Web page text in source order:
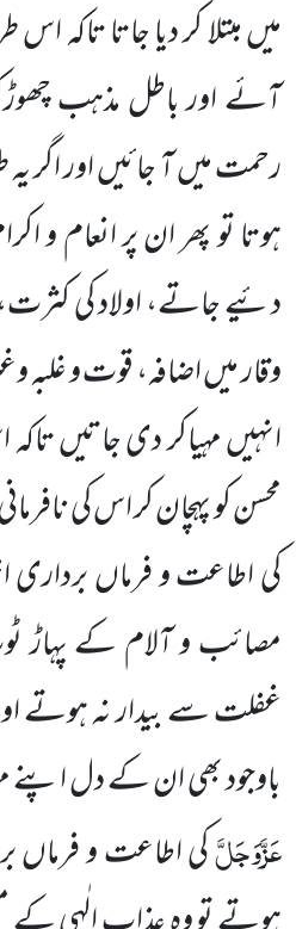
میں مبتلا کر دیا جاتا تاکہ
آئے اور باطل مذہب
رحمت میں آ جائیں اور اگر
ہوتا تو پھر ان پر انعام
دئیے جاتے، اولاد کی
وقار میں اضافہ، قوت و
انہیں مہیاکر دی جاتیں
محسن کو پہچان کر اس کی
کی اطاعت و فرماں برداری
مصائب و آلام کے پہاڑ
غفلت سے بیدار نہ ہوتے
باوجود بھی ان کے دل اپنے
عَزَّوَجَلَّکی اطاعت و فرماں